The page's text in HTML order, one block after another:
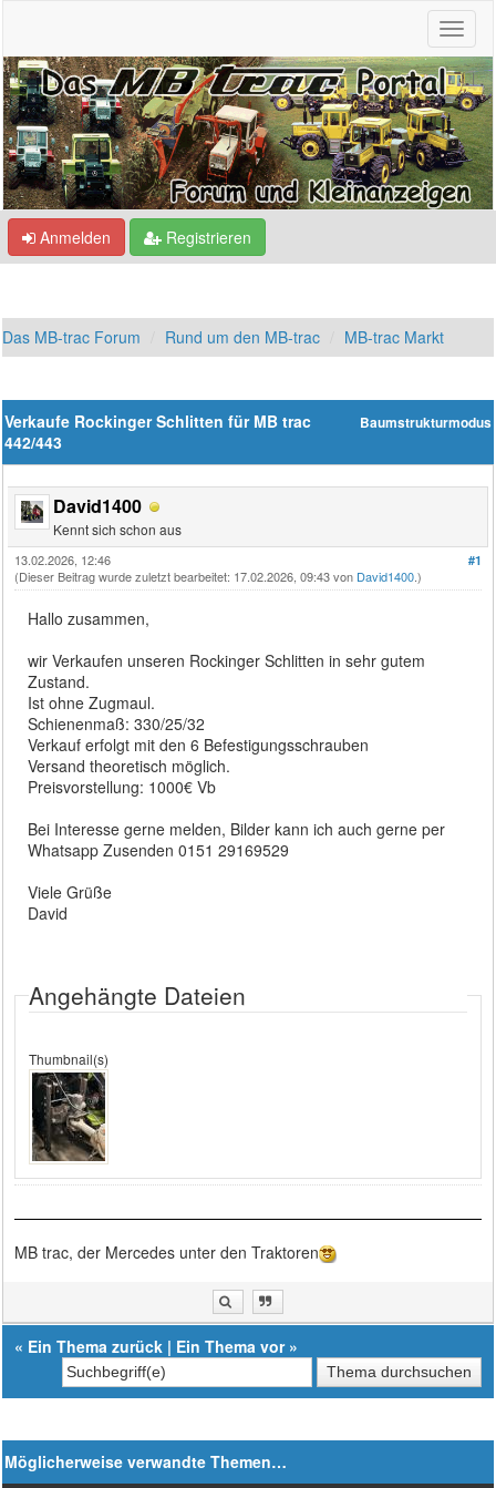
Anmelden Registrieren
Das MB-trac Forum Rund um den MB-trac MB-trac Markt
Baumstrukturmodus
Verkaufe Rockinger Schlitten für MB trac
442/443
David1400
Kennt sich schon aus
#1
13.02.2026, 12:46
(Dieser Beitrag wurde zuletzt bearbeitet: 17.02.2026, 09:43 von David1400.)
Hallo zusammen,
wir Verkaufen unseren Rockinger Schlitten in sehr gutem
Zustand.
Ist ohne Zugmaul.
Schienenmaß: 330/25/32
Verkauf erfolgt mit den 6 Befestigungsschrauben
Versand theoretisch möglich.
Preisvorstellung: 1000€ Vb
Bei Interesse gerne melden, Bilder kann ich auch gerne per
Whatsapp Zusenden 0151 29169529
Viele Grüße
David
Angehängte Dateien
Thumbnail(s)
MB trac, der Mercedes unter den Traktoren
« Ein Thema zurück | Ein Thema vor»
Möglicherweise verwandte Themen…